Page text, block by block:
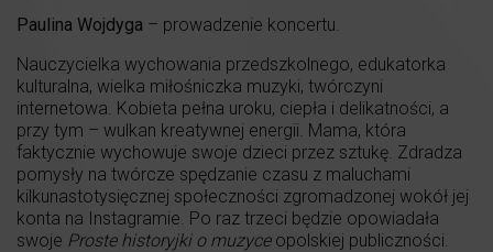
Paulina Wojdyga – prowadzenie koncertu.
Nauczycielka wychowania przedszkolnego, edukatorka
kulturalna, wielka miłośniczka muzyki, twórczyni
internetowa. Kobieta pełna uroku, ciepła i delikatności, a
przy tym – wulkan kreatywnej energii. Mama, która
faktycznie wychowuje swoje dzieci przez sztukę. Zdradza
pomysły na twórcze spędzanie czasu z maluchami
kilkunastotysięcznej społeczności zgromadzonej wokół jej
konta na Instagramie. Po raz trzeci będzie opowiadała
swoje Proste historyjki o muzyceopolskiej publiczności.